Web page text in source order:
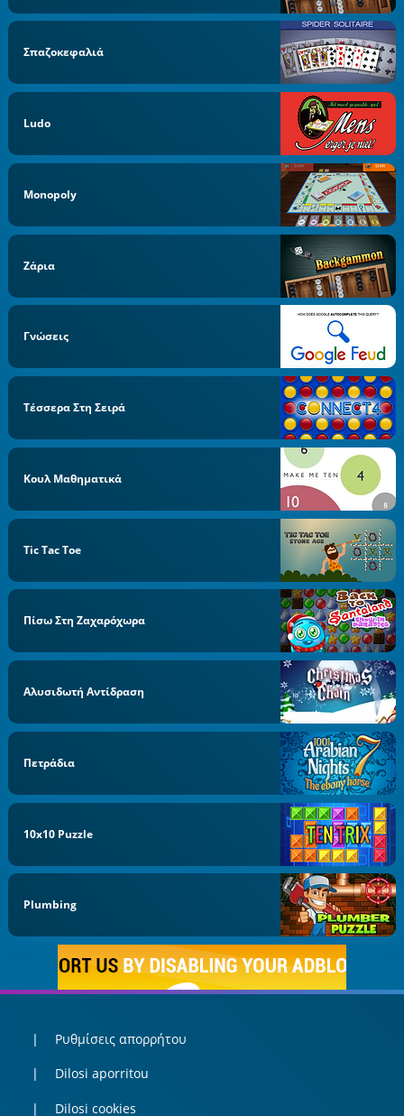
Σπαζοκεφαλιά
Ludo
Monopoly
Ζάρια
Γνώσεις
Τέσσερα Στη Σειρά
Κουλ Μαθηματικά
Tic Tac Toe
Πίσω Στη Ζαχαρόχωρα
Αλυσιδωτή Αντίδραση
Πετράδια
10x10 Puzzle
Plumbing
Ρυθμίσεις απορρήτου
Dilosi aporritou
Dilosi cookies